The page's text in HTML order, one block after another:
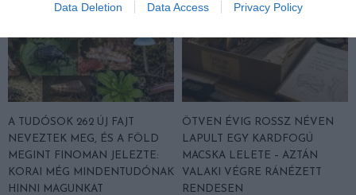
Data Deletion Data Access Privacy Policy
A TUDÓSOK 262 ÚJ FAJT
NEVEZTEK MEG, ÉS A FÖLD
MEGINT FINOMAN JELEZTE:
KORAI MÉG MINDENTUDÓNAK
HINNI MAGUNKAT
ÖTVEN ÉVIG ROSSZ NÉVEN
LAPULT EGY KARDFOGÚ
MACSKA LELETE – AZTÁN
VALAKI VÉGRE RÁNÉZETT
RENDESEN